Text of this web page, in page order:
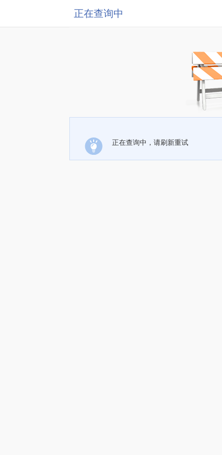
正在查询中
正在查询中，请刷新重试